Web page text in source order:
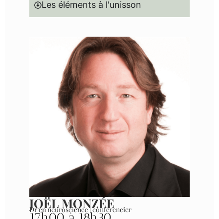
Les éléments à l'unisson
JOËL MONZÉE
Dr en neuroscience | conférencier